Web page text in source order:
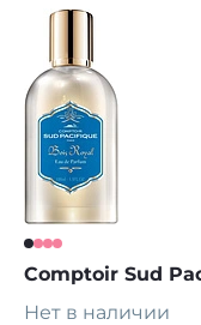
Comptoir Sud
Нет в наличии